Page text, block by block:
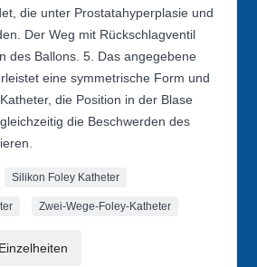
die unter Prostatahyperplasie und
Der Weg mit Rückschlagventil
des Ballons. 5. Das angegebene
eine symmetrische Form und
die Position in der Blase
die Beschwerden des
Silikon Foley Katheter
Zwei-Wege-Foley-Katheter
Einzelheiten